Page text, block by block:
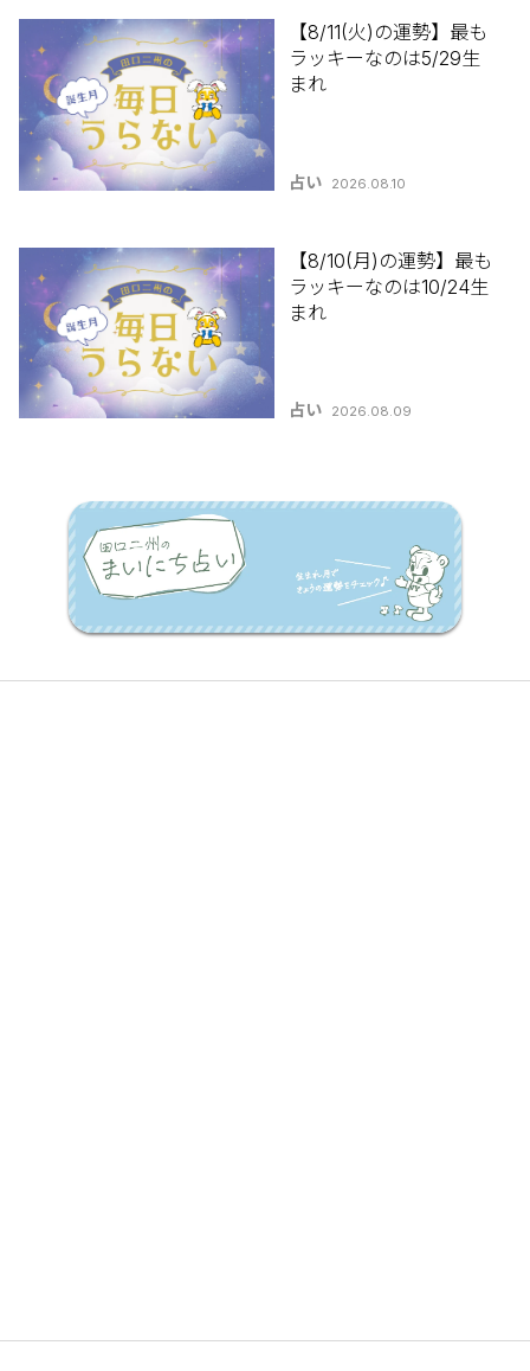
【8/11(火)の運勢】最も
ラッキーなのは5/29生
まれ
占い 2026.08.10
【8/10(月)の運勢】最も
ラッキーなのは10/24生
まれ
占い 2026.08.09